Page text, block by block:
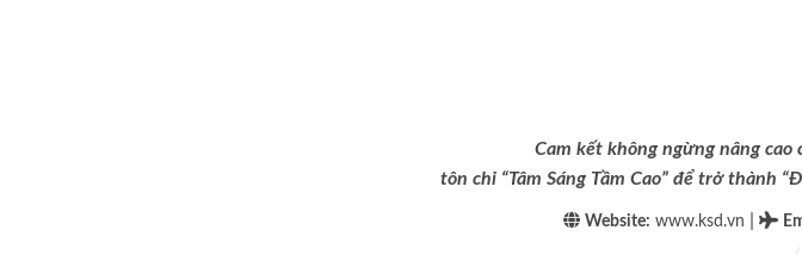
Cam kết không ngừng nâng
tôn chỉ “Tâm Sáng Tầm Cao” để trở thành
Website: www.ksd.vn